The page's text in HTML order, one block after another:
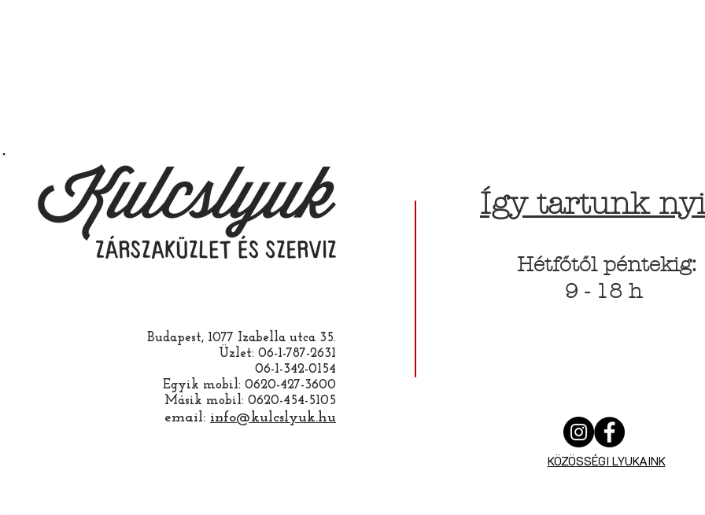
Budapest, 1077 Izabella utca 35.
Üzlet: 06-1-787-2631
06-1-342-0154
Egyik mobil: 0620-427-3600
Másik mobil: 0620-454-5105
email: info@kulcslyuk.hu
Így tartunk
Hétfőtől péntekig:
9 - 18 h
KÖZÖSSÉGI LYUKAINK